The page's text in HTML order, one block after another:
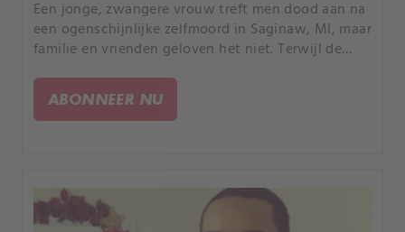
Een jonge, zwangere vrouw treft men dood aan na
een ogenschijnlijke zelfmoord in Saginaw, MI, maar
familie en vrienden geloven het niet. Terwijl de
ze een schokkend geheim dat ze nooit hadden
verwacht.
ABONNEER NU